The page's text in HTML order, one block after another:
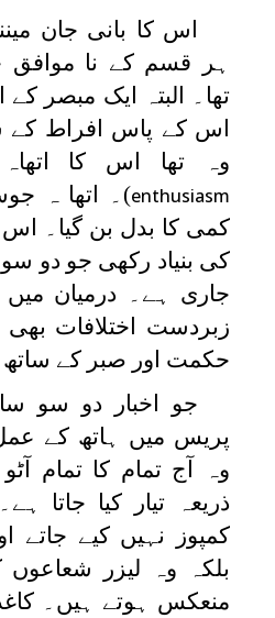
اس کا بانی جان
ہر قسم کے نا موافق
تھا۔ البتہ ایک مبصر کے
اس کے پاس افراط کے
وہ تھا اس کا
enthusiasm)۔ اتھا ہ
کمی کا بدل بن گیا۔ اس
کی بنیاد رکھی جو دو
جاری ہے۔ درمیان میں
زبردست اختلافات بھی
حکمت اور صبر کے ساتھ
جو اخبار دو سو
پریس میں ہاتھ کے عمل
وہ آج تمام کا تمام
ذریعہ تیار کیا
کمپوز نہیں کیے جاتے
بلکہ وہ لیزر شعاعوں
منعکس ہوتے ہیں۔